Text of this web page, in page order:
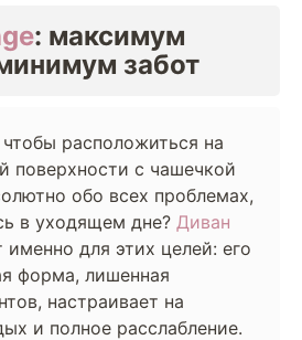
: максимум
забот
чтобы расположиться на
поверхности с чашечкой
обо всех проблемах,
в уходящем дне? Диван
именно для этих целей: его
форма, лишенная
настраивает на
и полное расслабление.